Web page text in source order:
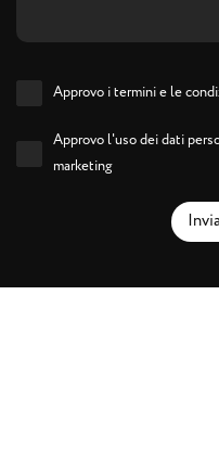
Approvo i termini e le
Approvo l'uso dei dati
marketing